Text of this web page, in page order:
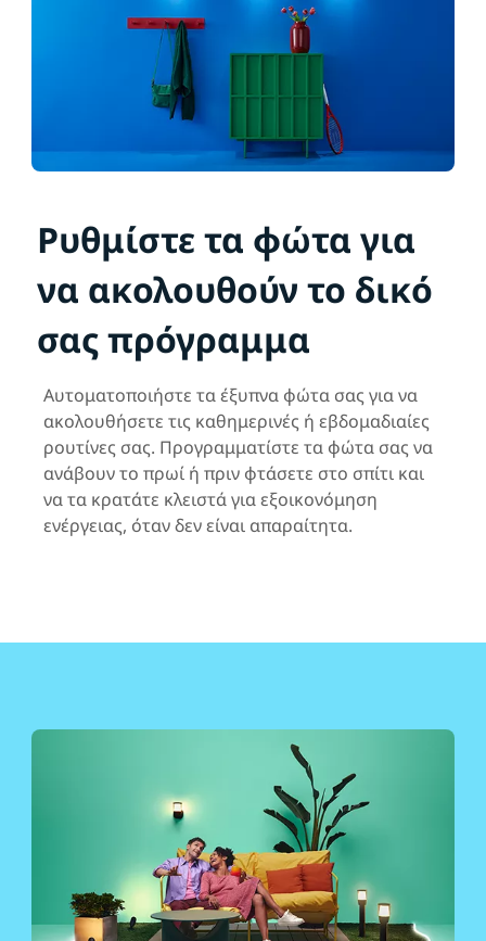
Ρυθμίστε τα φώτα για
να ακολουθούν το δικό
σας πρόγραμμα
Αυτοματοποιήστε τα έξυπνα φώτα σας για να
ακολουθήσετε τις καθημερινές ή εβδομαδιαίες
ρουτίνες σας. Προγραμματίστε τα φώτα σας να
ανάβουν το πρωί ή πριν φτάσετε στο σπίτι και
να τα κρατάτε κλειστά για εξοικονόμηση
ενέργειας, όταν δεν είναι απαραίτητα.